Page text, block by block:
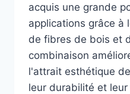
acquis une grande
applications grâce à
de fibres de bois et
combinaison
l'attrait esthétique
leur durabilité et